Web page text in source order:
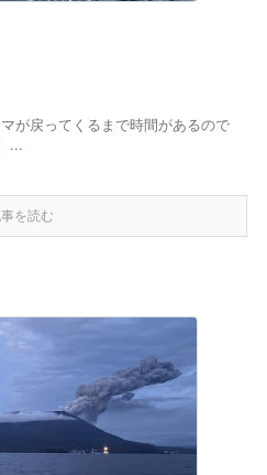
が戻ってくるまで時間があるので
...
を読む